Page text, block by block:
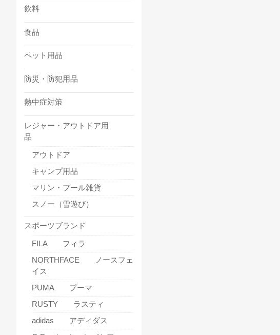
飲料
食品
ペット用品
防災・防犯用品
熱中症対策
レジャー・アウトドア用
品
アウトドア
キャンプ用品
マリン・プール雑貨
スノー（雪遊び）
スポーツブランド
FILA フィラ
NORTHFACE ノースフェ
イス
PUMA プーマ
RUSTY ラスティ
adidas アディダス